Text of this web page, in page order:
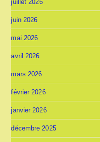
juillet 2026
juin 2026
mai 2026
avril 2026
mars 2026
février 2026
janvier 2026
décembre 2025